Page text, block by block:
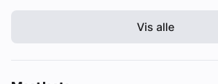
Vis alle